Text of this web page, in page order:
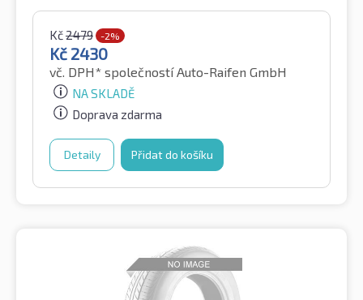
Kč2479 -2%
Kč 2430
vč. DPH* společností Auto-Raifen GmbH
NA SKLADĚ
Doprava zdarma
Detaily Přidat do košíku